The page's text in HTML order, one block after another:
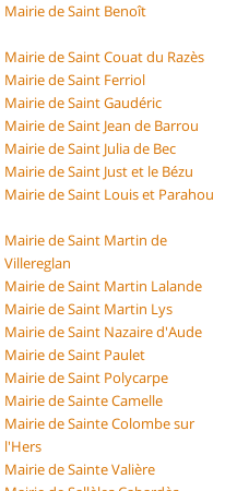
Mairie de Saint Benoît
Mairie de Saint Couat du Razès
Mairie de Saint Ferriol
Mairie de Saint Gaudéric
Mairie de Saint Jean de Barrou
Mairie de Saint Julia de Bec
Mairie de Saint Just et le Bézu
Mairie de Saint Louis et Parahou
Mairie de Saint Martin de
Villereglan
Mairie de Saint Martin Lalande
Mairie de Saint Martin Lys
Mairie de Saint Nazaire d'Aude
Mairie de Saint Paulet
Mairie de Saint Polycarpe
Mairie de Sainte Camelle
Mairie de Sainte Colombe sur
l'Hers
Mairie de Sainte Valière